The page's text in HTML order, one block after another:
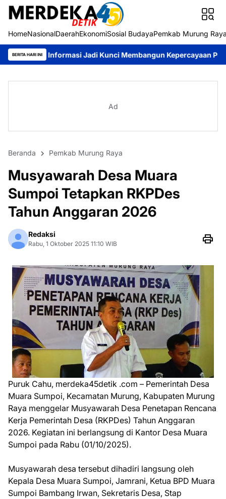
HomeNasionalDaerahEkonomiSosial BudayaPemkab Murung
BERITA HARI INI
Jadi Kunci Membangun Kepercayaan Publik Pemkab
Ad
Beranda Pemkab Murung Raya
Musyawarah Desa Muara
Sumpoi Tetapkan RKPDes
Tahun Anggaran 2026
Redaksi
Rabu, 1 Oktober 2025 11:10 WIB
Puruk Cahu, merdeka45detik .com – Pemerintah Desa
Muara Sumpoi, Kecamatan Murung, Kabupaten Murung
Raya menggelar Musyawarah Desa Penetapan Rencana
Kerja Pemerintah Desa (RKPDes) Tahun Anggaran
2026. Kegiatan ini berlangsung di Kantor Desa Muara
Sumpoi pada Rabu (01/10/2025).
Musyawarah desa tersebut dihadiri langsung oleh
Kepala Desa Muara Sumpoi, Jamrani, Ketua BPD Muara
Sumpoi Bambang Irwan, Sekretaris Desa, Stap